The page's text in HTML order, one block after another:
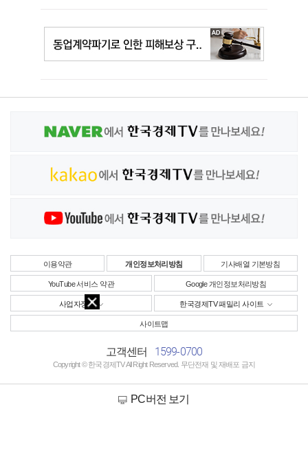
이용약관 개인정보처리방침 기사배열 기본방침
YouTube 서비스 약관 Google 개인정보처리방침
사업자정보 한국경제TV 패밀리 사이트
사이트맵
고객센터 1599-0700
Copyright © 한국경제TV All Right Reserved. 무단전재 및 재배포 금지
PC버전 보기